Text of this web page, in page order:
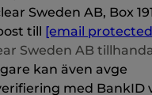
Sweden AB, Box
till [email
Sweden AB
kan även avge
med BankID